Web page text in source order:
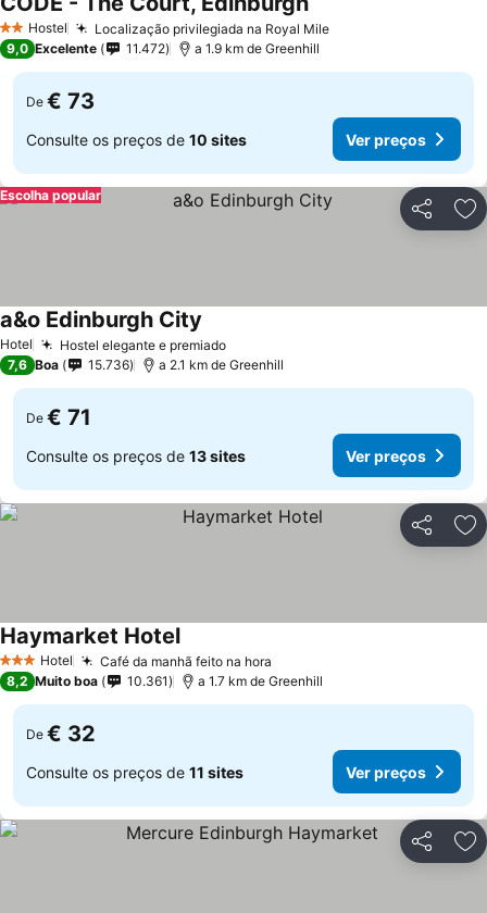
2 Estrelas
Hostel Localização privilegiada na Royal Mile
9,0 Excelente 11.472 a 1.9 km de Greenhill
De € 73
Consulte os preços de 10 sites Ver preços
Partilhar
Escolha popular
Hotel Hostel elegante e premiado
a&o Edinburgh City
7,6 Boa 15.736 a 2.1 km de Greenhill
De € 71
Consulte os preços de 13 sites Ver preços
Partilhar
3 EstrelasHotel Café da manhã feito na hora
Haymarket Hotel
8,2 Muito boa 10.361 a 1.7 km de Greenhill
De € 32
Consulte os preços de 11 sites Ver preços
Partilhar